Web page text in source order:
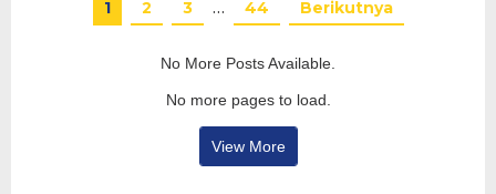
1 2 3 … 44 Berikutnya
No More Posts Available.
No more pages to load.
View More